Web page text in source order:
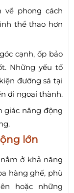
về phong cách
thể thao hơn
cạnh, ốp bảo
Những yếu tố
đường sá tại
đi ngoại thành.
giác năng động
lớn
ở khả năng
hàng ghế, phù
hoặc những